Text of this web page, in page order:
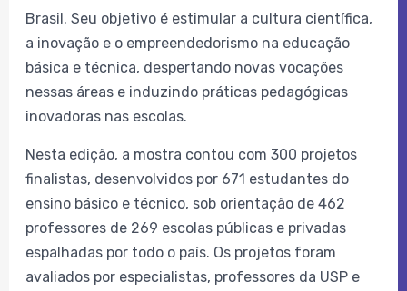
Brasil. Seu objetivo é estimular a cultura científica,
a inovação e o empreendedorismo na educação
básica e técnica, despertando novas vocações
nessas áreas e induzindo práticas pedagógicas
inovadoras nas escolas.
Nesta edição, a mostra contou com 300 projetos
finalistas, desenvolvidos por 671 estudantes do
ensino básico e técnico, sob orientação de 462
professores de 269 escolas públicas e privadas
espalhadas por todo o país. Os projetos foram
avaliados por especialistas, professores da USP e